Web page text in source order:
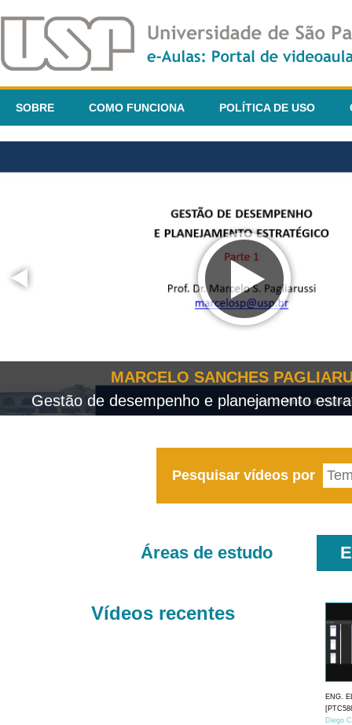
SOBRE COMO FUNCIONA POLÍTICA DE USO
MARCELO SANCHES
Gestão de desempenho e planejamento
Pesquisar vídeos por
Áreas de estudo
Vídeos recentes
ENG.
Diego